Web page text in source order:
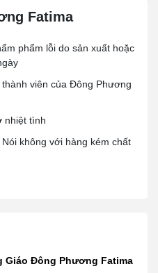
Fatima
phẩm lỗi do sản xuất hoặc
viên của Đông Phương
nhiệt tình
không với hàng kém chất
Giáo Đông Phương Fatima